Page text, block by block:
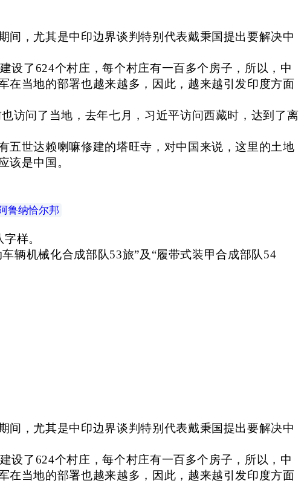
，尤其是中印边界谈判特别代表戴秉国提出要解决中
设了624个村庄，每个村庄有一百多个房子，所以，中
在当地的部署也越来越多，因此，越来越引发印度方面
访问了当地，去年七月，习近平访问西藏时，达到了离
世达赖喇嘛修建的塔旺寺，对中国来说，这里的土地
该是中国。
鲁纳恰尔邦
样。
辆机械化合成部队53旅”及“履带式装甲合成部队54
，尤其是中印边界谈判特别代表戴秉国提出要解决中
设了624个村庄，每个村庄有一百多个房子，所以，中
在当地的部署也越来越多，因此，越来越引发印度方面